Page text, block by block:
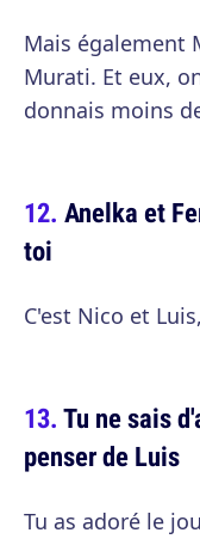
Mais également
Murati. Et eux,
donnais moins
Anelka et
toi
C'est Nico et
Tu ne sais
penser de Luis
Tu as adoré le